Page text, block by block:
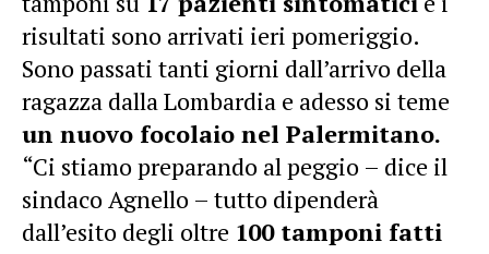
risultati sono arrivati ieri pomeriggio.
Sono passati tanti giorni dall’arrivo della
ragazza dalla Lombardia e adesso si teme
un nuovo focolaio nel Palermitano.
“Ci stiamo preparando al peggio – dice il
sindaco Agnello – tutto dipenderà
dall’esito degli oltre 100 tamponi fatti